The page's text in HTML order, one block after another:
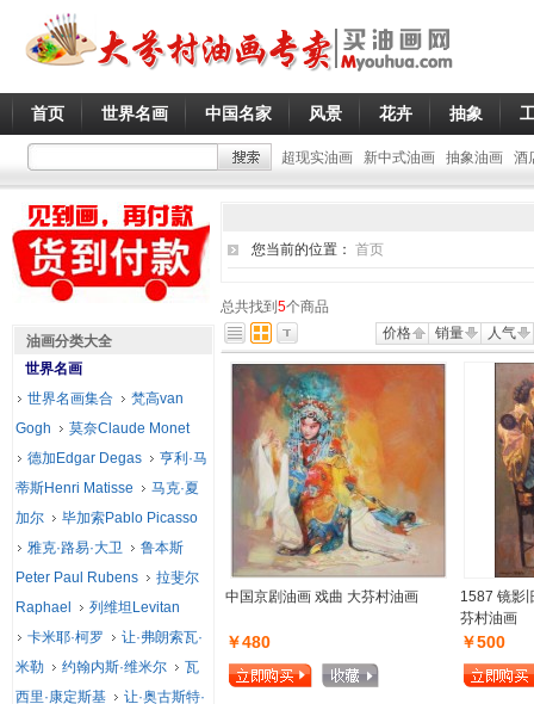
首页 世界名画 中国名家 风景 花卉 抽象
超现实油画 新中式油画 抽象油画 酒
您当前的位置： 首页
总共找到 5个商品
价格
销量 人气
中国京剧油画 戏曲 大芬村油画
￥480
1587 镜影
芬村油画
￥500
油画分类大全
世界名画
世界名画集合
梵高van
Gogh
莫奈Claude Monet
德加Edgar Degas
亨利·马
蒂斯Henri Matisse
马克·夏
加尔
毕加索Pablo Picasso
雅克·路易·大卫
鲁本斯
Peter Paul Rubens
拉斐尔
Raphael
列维坦Levitan
卡米耶·柯罗
让·弗朗索瓦·
米勒
约翰内斯·维米尔
瓦
西里·康定斯基
让·奥古斯特·